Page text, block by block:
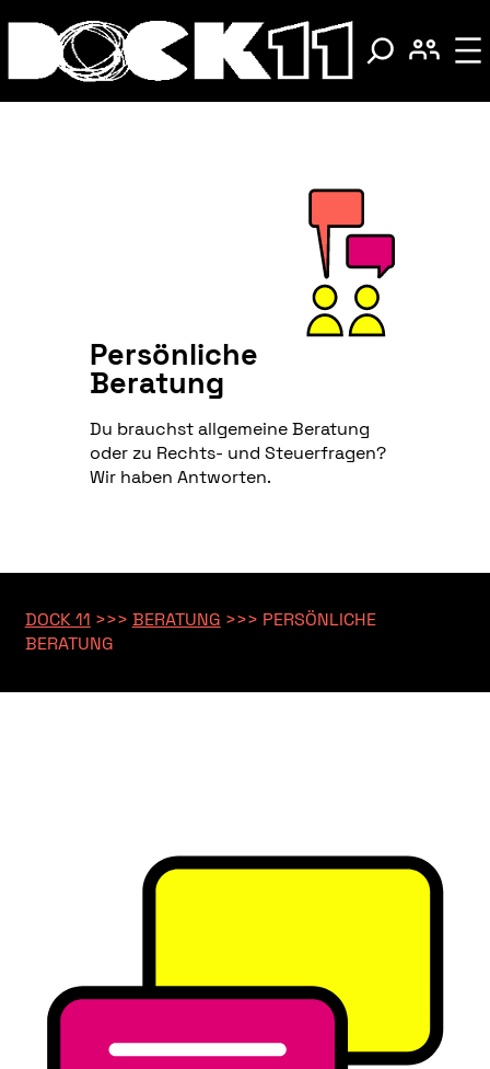
Persönliche
Beratung
Du brauchst allgemeine Beratung
oder zu Rechts- und Steuerfragen?
Wir haben Antworten.
DOCK 11 >>> BERATUNG >>> PERSÖNLICHE
BERATUNG